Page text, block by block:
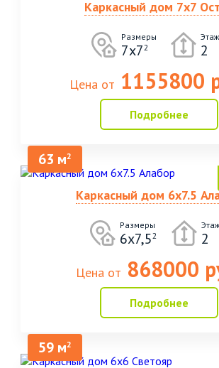
Каркасный дом 7х7
Размеры
7х72 2
Цена от 1155800
Подробнее
63 м2
Каркасный дом 6х7.5
Размеры
6х7,52 2
Цена от 868000
Подробнее
59 м2